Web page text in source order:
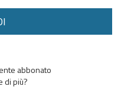
abbonato
di più?